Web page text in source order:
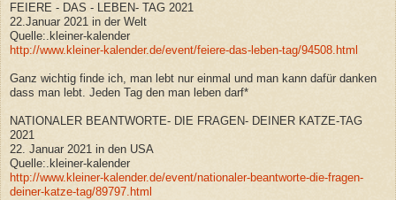
FEIERE - DAS - LEBEN- TAG 2021
22.Januar 2021 in der Welt
Quelle:.kleiner-kalender
http://www.kleiner-kalender.de/event/feiere-das-leben-tag/94508.html
Ganz wichtig finde ich, man lebt nur einmal und man kann dafür danken
dass man lebt. Jeden Tag den man leben darf*
NATIONALER BEANTWORTE- DIE FRAGEN- DEINER KATZE-TAG
2021
22. Januar 2021 in den USA
Quelle:.kleiner-kalender
http://www.kleiner-kalender.de/event/nationaler-beantworte-die-fragen-
deiner-katze-tag/89797.html